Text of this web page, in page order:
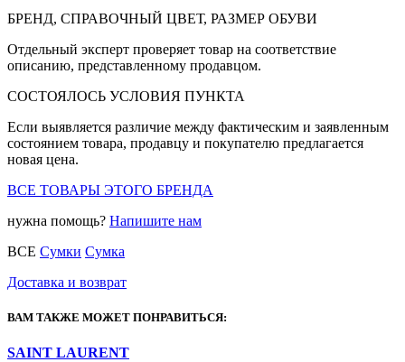
БРЕНД, СПРАВОЧНЫЙ ЦВЕТ, РАЗМЕР ОБУВИ
Отдельный эксперт проверяет товар на соответствие
описанию, представленному продавцом.
СОСТОЯЛОСЬ УСЛОВИЯ ПУНКТА
Если выявляется различие между фактическим и заявленным
состоянием товара, продавцу и покупателю предлагается
новая цена.
ВСЕ ТОВАРЫ ЭТОГО БРЕНДА
нужна помощь? Напишите нам
ВСЕ Сумки Сумка
Доставка и возврат
ВАМ ТАКЖЕ МОЖЕТ ПОНРАВИТЬСЯ:
SAINT LAURENT